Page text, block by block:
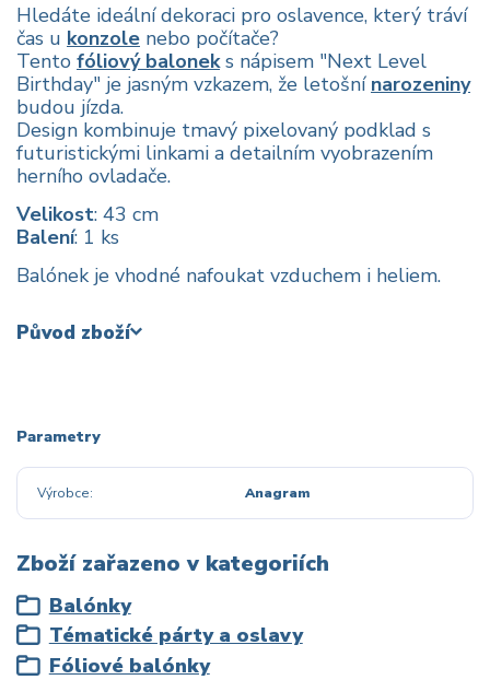
Hledáte ideální dekoraci pro oslavence, který tráví
čas u konzole nebo počítače?
Tento fóliový baloneks nápisem "Next Level
Birthday" je jasným vzkazem, že letošní narozeniny
budou jízda.
Design kombinuje tmavý pixelovaný podklad s
futuristickými linkami a detailním vyobrazením
herního ovladače.
Velikost: 43 cm
Balení: 1 ks
Balónek je vhodné nafoukat vzduchem i heliem.
Původ zboží
Parametry
Výrobce Anagram
Zboží zařazeno v kategoriích
Balónky
Tématické párty a oslavy
Fóliové balónky